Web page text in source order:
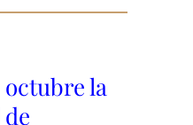
octubre la